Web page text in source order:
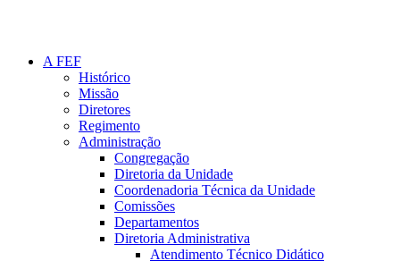
A FEF
Histórico
Missão
Diretores
Regimento
Administração
Congregação
Diretoria da Unidade
Coordenadoria Técnica da Unidade
Comissões
Departamentos
Diretoria Administrativa
Atendimento Técnico Didático